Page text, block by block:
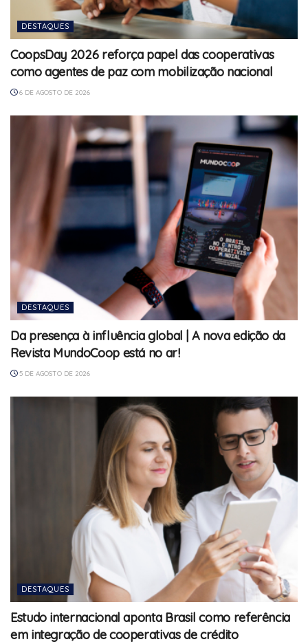
DESTAQUES
CoopsDay 2026 reforça papel das cooperativas
como agentes de paz com mobilização nacional
6 DE AGOSTO DE 2026
DESTAQUES
Da presença à influência global | A nova edição da
Revista MundoCoop está no ar!
5 DE AGOSTO DE 2026
DESTAQUES
Estudo internacional aponta Brasil como referência
em integração de cooperativas de crédito